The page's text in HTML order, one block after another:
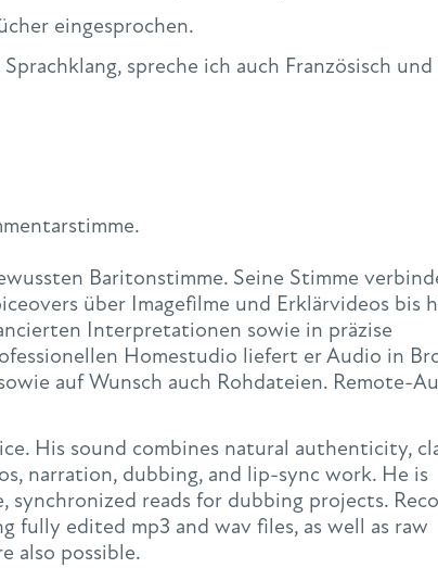
eingesprochen.
spreche ich auch Französisch und
Baritonstimme. Seine Stimme
über Imagefilme und Erklärvideos bis
Interpretationen sowie in präzise
Homestudio liefert er Audio in
auf Wunsch auch Rohdateien. Remote-
His sound combines natural authenticity,
narration, dubbing, and lip-sync work. He is
synchronized reads for dubbing projects.
fully edited mp3 and wav files, as well as raw
also possible.